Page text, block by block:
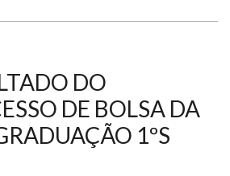
DO
DE BOLSA DA
1ºS